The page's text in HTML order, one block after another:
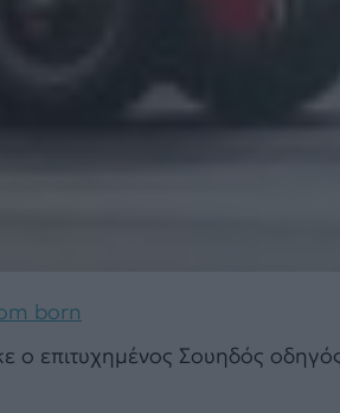
born
ο επιτυχημένος Σουηδός